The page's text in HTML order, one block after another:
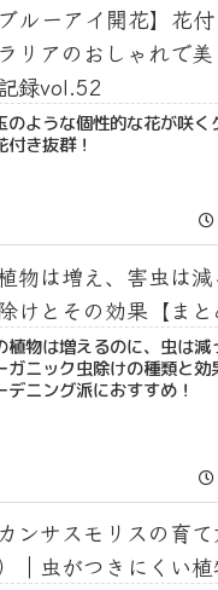
ブルーアイ開花】花
リアのおしゃれで
録vol.52
のような個性的な花が咲
付き抜群！
植物は増え、害虫は
けとその効果【まと
植物は増えるのに、虫は
ガニック虫除けの種類と
デニング派におすすめ！
ンサスモリスの育
｜虫がつきにくい